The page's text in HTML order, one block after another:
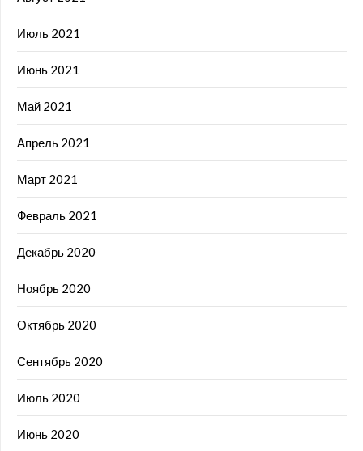
Июль 2021
Июнь 2021
Май 2021
Апрель 2021
Март 2021
Февраль 2021
Декабрь 2020
Ноябрь 2020
Октябрь 2020
Сентябрь 2020
Июль 2020
Июнь 2020